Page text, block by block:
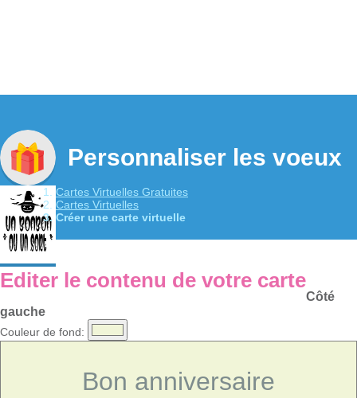
Personnaliser les voeux
Cartes Virtuelles Gratuites
Cartes Virtuelles
Créer une carte virtuelle
Editer le contenu de votre carte
Côté
gauche
Couleur de fond:
Bon anniversaire